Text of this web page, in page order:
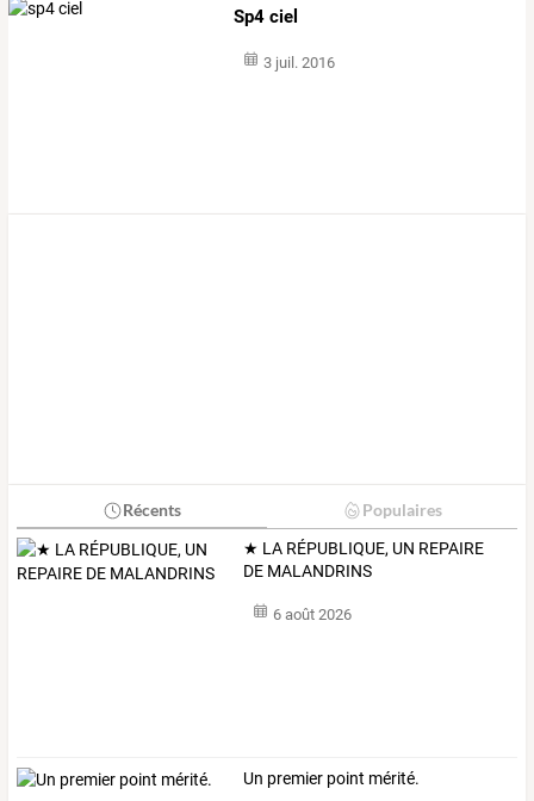
Sp4 ciel
3 juil. 2016
Récents Populaires
★ LA RÉPUBLIQUE, UN REPAIRE
DE MALANDRINS
6 août 2026
Un premier point mérité.